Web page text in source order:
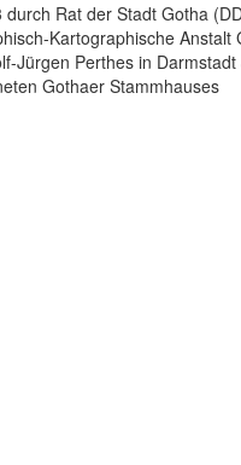
Rat der Stadt Gotha
Kartographische Anstalt
Jürgen Perthes in
Gothaer Stammhauses